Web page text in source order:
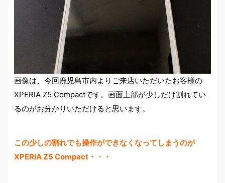
画像は、今回鹿児島市内よりご来店いただいたお客様の
XPERIA Z5 Compactです。画面上部が少しだけ割れてい
るのがお分かりいただけると思います。
この少しの割れでも操作ができなくなってしまうのが
XPERIA Z5 Compact・・・